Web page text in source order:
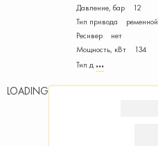
Давление, бар 12
Тип привода ременной
Ресивер нет
Мощность, кВт 134
Тип д
LOADING